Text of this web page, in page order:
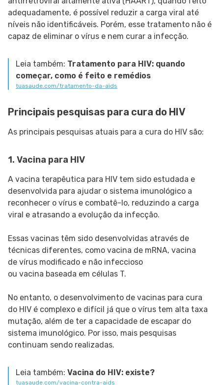
adequadamente, é possível reduzir a carga viral até
níveis não identificáveis. Porém, esse tratamento não é
capaz de eliminar o vírus e nem curar a infecção.
Leia também: Tratamento para HIV: quando
começar, como é feito e remédios
tuasaude.com/tratamento-da-aids
Principais pesquisas para cura do HIV
As principais pesquisas atuais para a cura do HIV são:
1. Vacina para HIV
A vacina terapêutica para HIV tem sido estudada e
desenvolvida para ajudar o sistema imunológico a
reconhecer o vírus e combatê-lo, reduzindo a carga
viral e atrasando a evolução da infecção.
Essas vacinas têm sido desenvolvidas através de
técnicas diferentes, como vacina de mRNA, vacina
de vírus modificado e não infeccioso
ou vacina baseada em células T.
No entanto, o desenvolvimento de vacinas para cura
do HIV é complexo e difícil já que o vírus tem alta taxa
mutação, além de ter a capacidade de escapar do
sistema imunológico. Por isso, mais pesquisas
continuam sendo realizadas.
Leia também: Vacina do HIV: existe?
tuasaude.com/vacina-contra-aids